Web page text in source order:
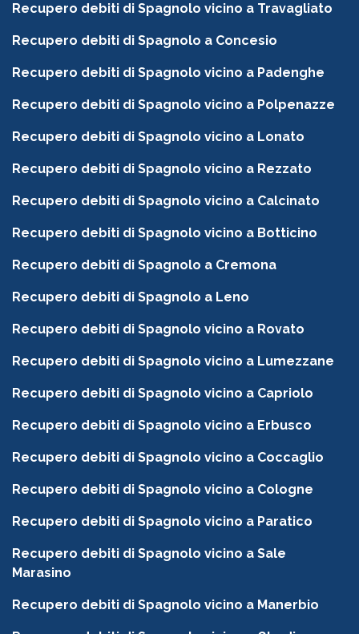
Recupero debiti di Spagnolo vicino a Travagliato
Recupero debiti di Spagnolo a Concesio
Recupero debiti di Spagnolo vicino a Padenghe
Recupero debiti di Spagnolo vicino a Polpenazze
Recupero debiti di Spagnolo vicino a Lonato
Recupero debiti di Spagnolo vicino a Rezzato
Recupero debiti di Spagnolo vicino a Calcinato
Recupero debiti di Spagnolo vicino a Botticino
Recupero debiti di Spagnolo a Cremona
Recupero debiti di Spagnolo a Leno
Recupero debiti di Spagnolo vicino a Rovato
Recupero debiti di Spagnolo vicino a Lumezzane
Recupero debiti di Spagnolo vicino a Capriolo
Recupero debiti di Spagnolo vicino a Erbusco
Recupero debiti di Spagnolo vicino a Coccaglio
Recupero debiti di Spagnolo vicino a Cologne
Recupero debiti di Spagnolo vicino a Paratico
Recupero debiti di Spagnolo vicino a Sale
Marasino
Recupero debiti di Spagnolo vicino a Manerbio